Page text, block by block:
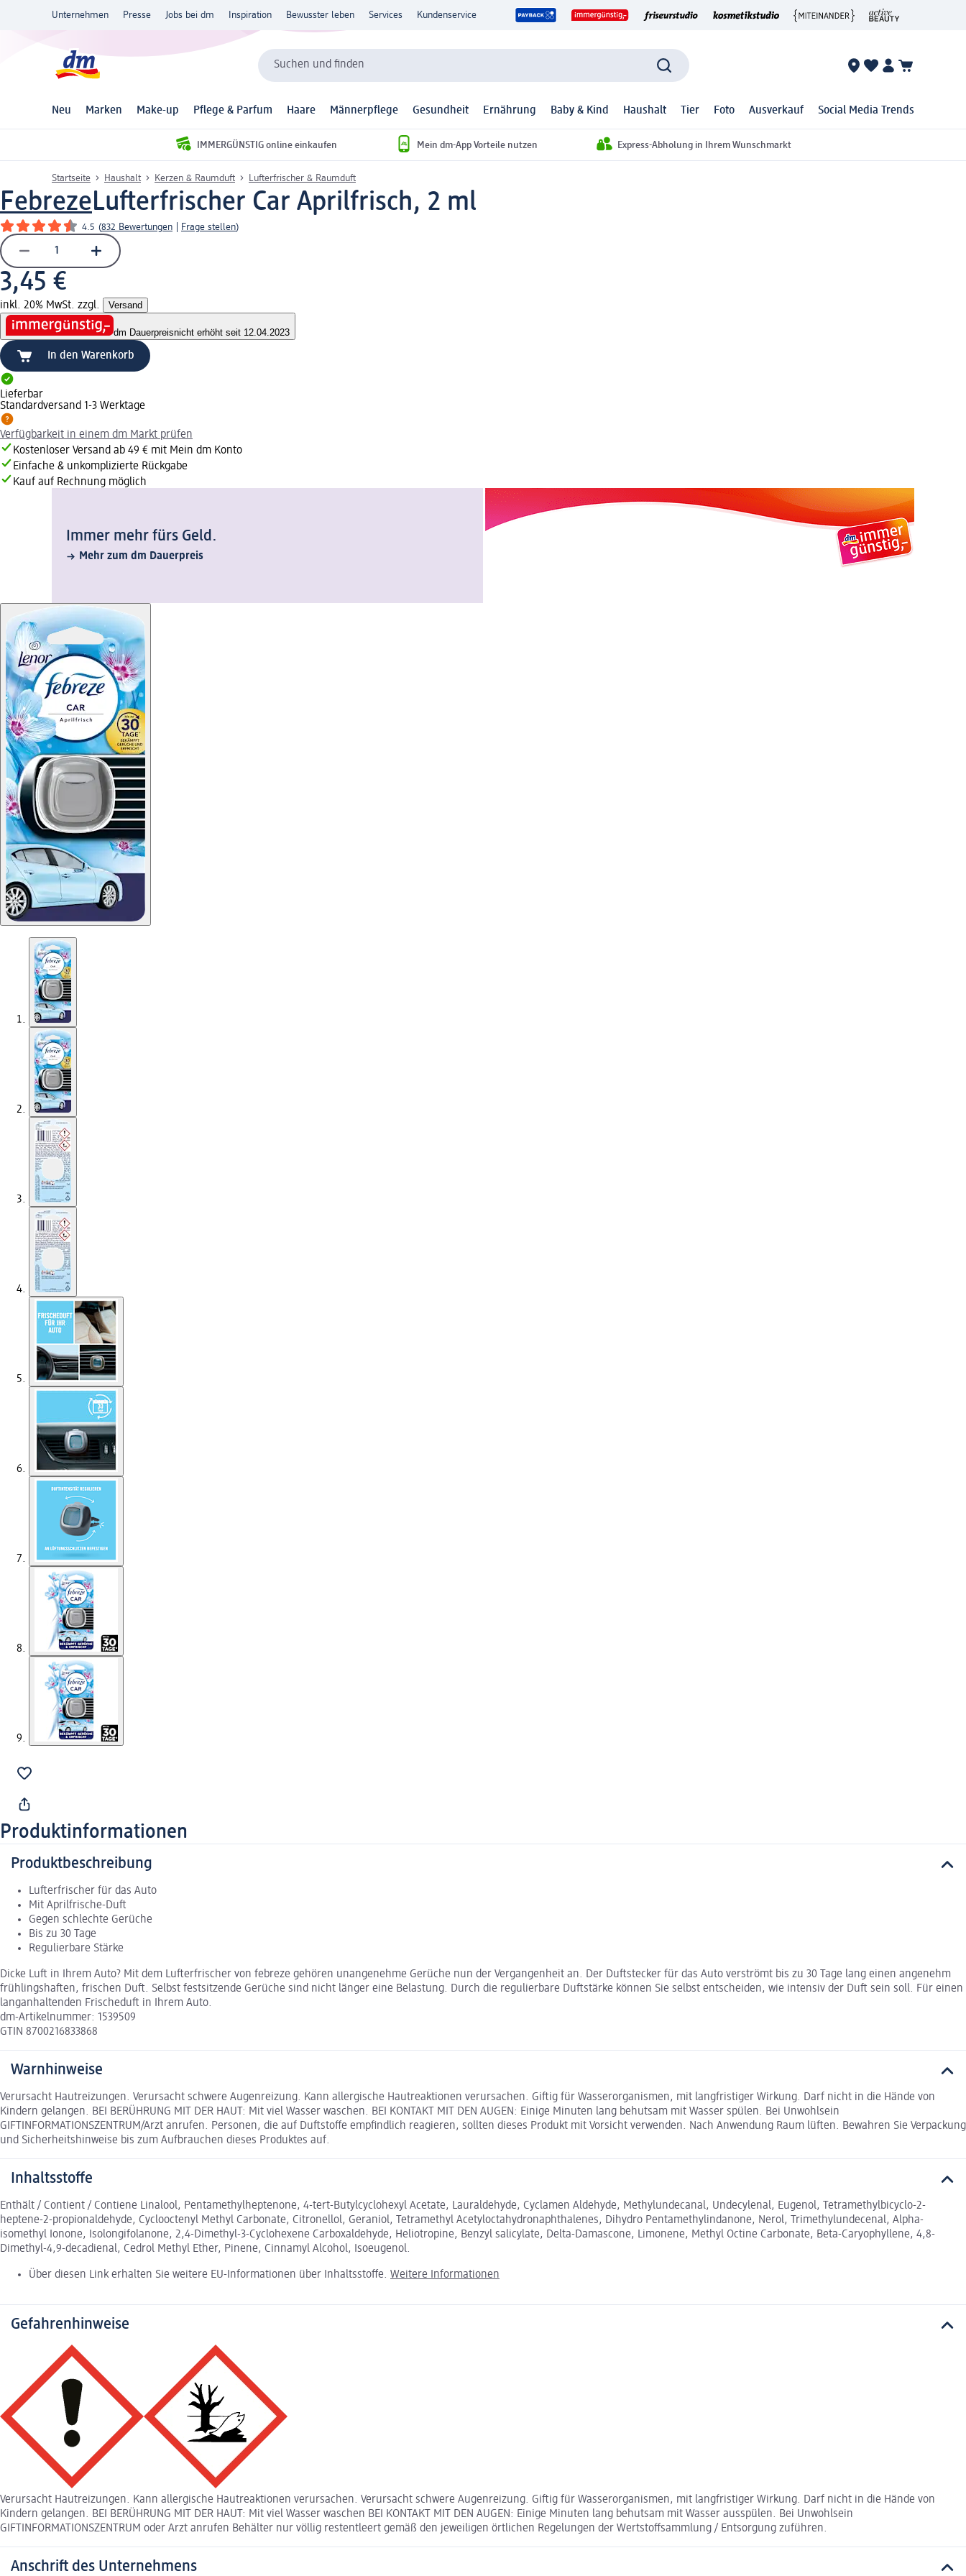
Unternehmen Presse Jobs bei dm Inspiration Bewusster leben Services Kundenservice
Suchen und finden
Neu Marken Make-up Pflege & Parfum Haare Männerpflege Gesundheit Ernährung Baby & Kind Haushalt Tier Foto Ausverkauf Social Media Trends
IMMERGÜNSTIG online einkaufen Mein dm-App Vorteile nutzen Express-Abholung in Ihrem Wunschmarkt
Startseite Haushalt Kerzen & Raumduft Lufterfrischer & Raumduft
FebrezeLufterfrischer Car Aprilfrisch, 2 ml
4.5 (832 Bewertungen Frage stellen)
3,45 €
inkl. 20% MwSt. zzgl. Versand
dm Dauerpreisnicht erhöht seit 12.04.2023
In den Warenkorb
Lieferbar
Standardversand 1-3 Werktage
Verfügbarkeit in einem dm Markt prüfen
Kostenloser Versand ab 49 € mit Mein dm Konto
Einfache & unkomplizierte Rückgabe
Kauf auf Rechnung möglich
Immer mehr fürs Geld.
Mehr zum dm Dauerpreis
Produktinformationen
Produktbeschreibung
Lufterfrischer für das Auto
Mit Aprilfrische-Duft
Gegen schlechte Gerüche
Bis zu 30 Tage
Regulierbare Stärke
Dicke Luft in Ihrem Auto? Mit dem Lufterfrischer von febreze gehören unangenehme Gerüche nun der Vergangenheit an. Der Duftstecker für das Auto verströmt bis zu 30 Tage lang einen angenehm
frühlingshaften, frischen Duft. Selbst festsitzende Gerüche sind nicht länger eine Belastung. Durch die regulierbare Duftstärke können Sie selbst entscheiden, wie intensiv der Duft sein soll. Für einen
langanhaltenden Frischeduft in Ihrem Auto.
dm-Artikelnummer: 1539509
GTIN 8700216833868
Warnhinweise
Verursacht Hautreizungen. Verursacht schwere Augenreizung. Kann allergische Hautreaktionen verursachen. Giftig für Wasserorganismen, mit langfristiger Wirkung. Darf nicht in die Hände von
Kindern gelangen. BEI BERÜHRUNG MIT DER HAUT: Mit viel Wasser waschen. BEI KONTAKT MIT DEN AUGEN: Einige Minuten lang behutsam mit Wasser spülen. Bei Unwohlsein
GIFTINFORMATIONSZENTRUM/Arzt anrufen. Personen, die auf Duftstoffe empfindlich reagieren, sollten dieses Produkt mit Vorsicht verwenden. Nach Anwendung Raum lüften. Bewahren Sie Verpackung
und Sicherheitshinweise bis zum Aufbrauchen dieses Produktes auf.
Inhaltsstoffe
Enthält / Contient / Contiene Linalool, Pentamethylheptenone, 4-tert-Butylcyclohexyl Acetate, Lauraldehyde, Cyclamen Aldehyde, Methylundecanal, Undecylenal, Eugenol, Tetramethylbicyclo-2-
heptene-2-propionaldehyde, Cyclooctenyl Methyl Carbonate, Citronellol, Geraniol, Tetramethyl Acetyloctahydronaphthalenes, Dihydro Pentamethylindanone, Nerol, Trimethylundecenal, Alpha-
isomethyl Ionone, Isolongifolanone, 2,4-Dimethyl-3-Cyclohexene Carboxaldehyde, Heliotropine, Benzyl salicylate, Delta-Damascone, Limonene, Methyl Octine Carbonate, Beta-Caryophyllene, 4,8-
Dimethyl-4,9-decadienal, Cedrol Methyl Ether, Pinene, Cinnamyl Alcohol, Isoeugenol.
Über diesen Link erhalten Sie weitere EU-Informationen über Inhaltsstoffe. Weitere Informationen
Gefahrenhinweise
Verursacht Hautreizungen. Kann allergische Hautreaktionen verursachen. Verursacht schwere Augenreizung. Giftig für Wasserorganismen, mit langfristiger Wirkung. Darf nicht in die Hände von
Kindern gelangen. BEI BERÜHRUNG MIT DER HAUT: Mit viel Wasser waschen BEI KONTAKT MIT DEN AUGEN: Einige Minuten lang behutsam mit Wasser ausspülen. Bei Unwohlsein
GIFTINFORMATIONSZENTRUM oder Arzt anrufen Behälter nur völlig restentleert gemäß den jeweiligen örtlichen Regelungen der Wertstoffsammlung / Entsorgung zuführen.
Anschrift des Unternehmens